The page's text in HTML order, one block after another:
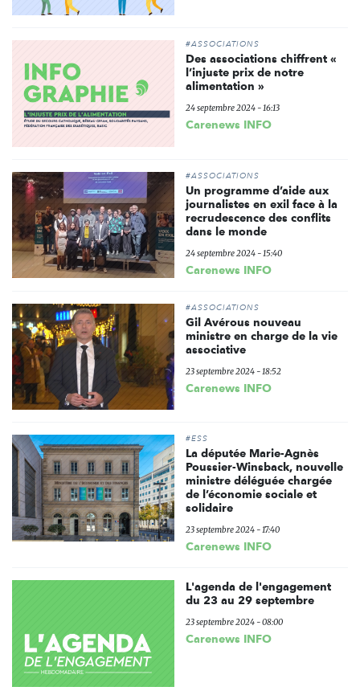
#ASSOCIATIONS
Des associations chiffrent «
l’injuste prix de notre
alimentation »
24 septembre 2024 - 16:13
Carenews INFO
#ASSOCIATIONS
Un programme d’aide aux
journalistes en exil face à la
recrudescence des conflits
dans le monde
24 septembre 2024 - 15:40
Carenews INFO
#ASSOCIATIONS
Gil Avérous nouveau
ministre en charge de la vie
associative
23 septembre 2024 - 18:52
Carenews INFO
#ESS
La députée Marie-Agnès
Poussier-Winsback, nouvelle
ministre déléguée chargée
de l’économie sociale et
solidaire
23 septembre 2024 - 17:40
Carenews INFO
L'agenda de l'engagement
du 23 au 29 septembre
23 septembre 2024 - 08:00
Carenews INFO